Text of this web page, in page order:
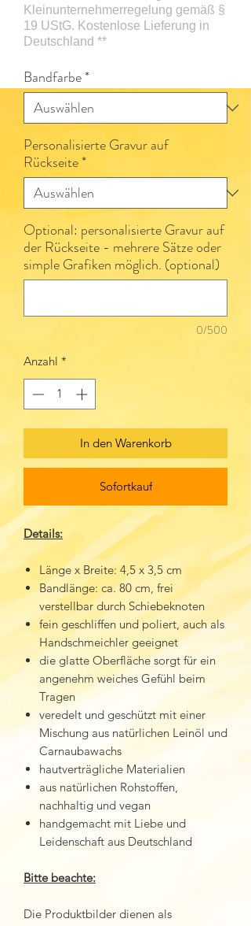
Bandfarbe*
Personalisierte Gravur auf
Rückseite*
Optional: personalisierte Gravur auf
der Rückseite - mehrere Sätze oder
simple Grafiken möglich. (optional)
0/500
Anzahl *
In den Warenkorb
Sofortkauf
Details:
Länge x Breite: 4,5 x 3,5 cm
Bandlänge: ca. 80 cm, frei
verstellbar durch Schiebeknoten
fein geschliffen und poliert, auch als
Handschmeichler geeignet
die glatte Oberfläche sorgt für ein
angenehm weiches Gefühl beim
Tragen
veredelt und geschützt mit einer
Mischung aus natürlichen Leinöl und
Carnaubawachs
hautverträgliche Materialien
aus natürlichen Rohstoffen,
nachhaltig und vegan
handgemacht mit Liebe und
Leidenschaft aus Deutschland
Bitte beachte:
Die Produktbilder dienen als